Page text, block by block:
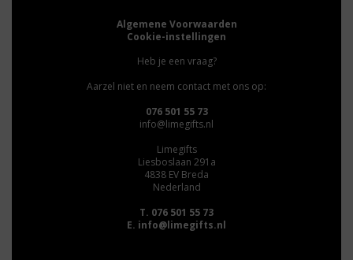
Algemene Voorwaarden
Cookie-instellingen
Heb je een vraag?
Aarzel niet en neem contact met ons op:
076 501 55 73
info@limegifts.nl
Limegifts
Liesboslaan 291a
4838 EV Breda
Nederland
T. 076 501 55 73
E. info@limegifts.nl